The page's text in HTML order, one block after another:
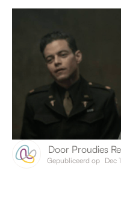
Door Proudies
Gepubliceerd op Dec